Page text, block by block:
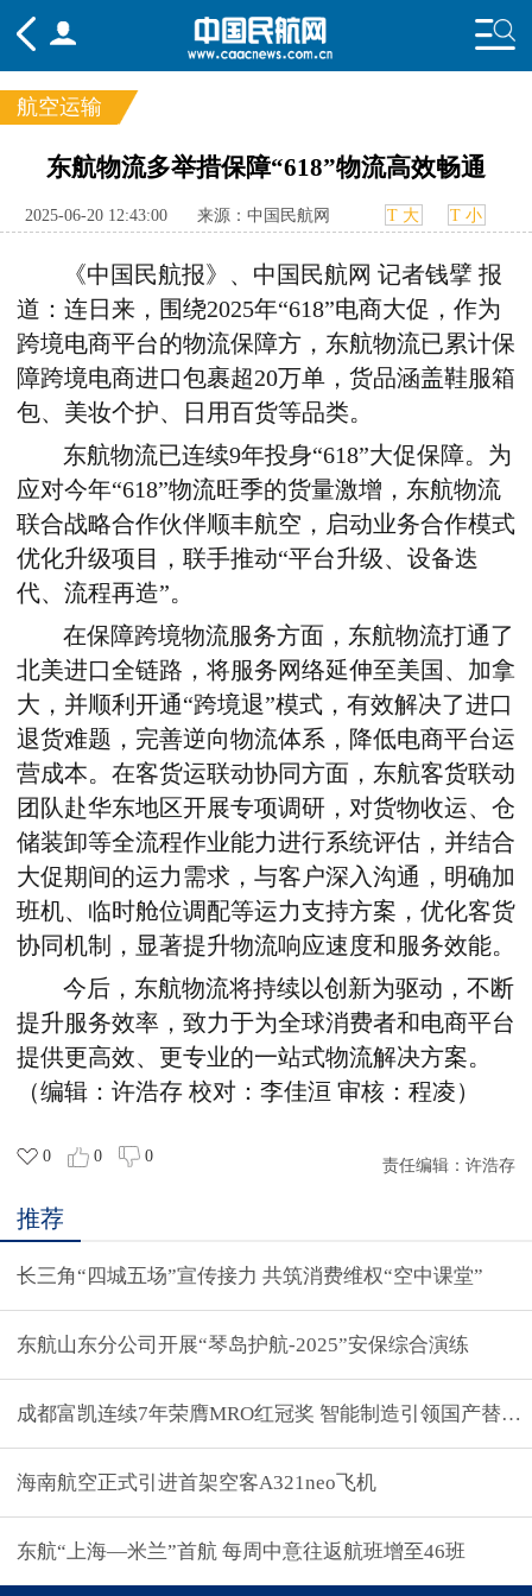
频道
国内 国际
行业
航空运输
东航物流多举措保障“618”物流高效畅通
2025-06-20 12:43:00 来源：中国民航网 T 大 T 小
《中国民航报》、中国民航网 记者钱擘 报
道：连日来，围绕2025年“618”电商大促，作为
跨境电商平台的物流保障方，东航物流已累计保
障跨境电商进口包裹超20万单，货品涵盖鞋服箱
包、美妆个护、日用百货等品类。
东航物流已连续9年投身“618”大促保障。为
应对今年“618”物流旺季的货量激增，东航物流
联合战略合作伙伴顺丰航空，启动业务合作模式
优化升级项目，联手推动“平台升级、设备迭
代、流程再造”。
在保障跨境物流服务方面，东航物流打通了
北美进口全链路，将服务网络延伸至美国、加拿
大，并顺利开通“跨境退”模式，有效解决了进口
退货难题，完善逆向物流体系，降低电商平台运
营成本。在客货运联动协同方面，东航客货联动
团队赴华东地区开展专项调研，对货物收运、仓
储装卸等全流程作业能力进行系统评估，并结合
大促期间的运力需求，与客户深入沟通，明确加
班机、临时舱位调配等运力支持方案，优化客货
协同机制，显著提升物流响应速度和服务效能。
今后，东航物流将持续以创新为驱动，不断
提升服务效率，致力于为全球消费者和电商平台
提供更高效、更专业的一站式物流解决方案。
（编辑：许浩存 校对：李佳洹 审核：程凌）
0 0 0
责任编辑： 许浩存
推荐
长三角“四城五场”宣传接力 共筑消费维权“空中课堂”
东航山东分公司开展“琴岛护航-2025”安保综合演练
成都富凯连续7年荣膺MRO红冠奖 智能制造引领国产替代
海南航空正式引进首架空客A321neo飞机
东航“上海—米兰”首航 每周中意往返航班增至46班